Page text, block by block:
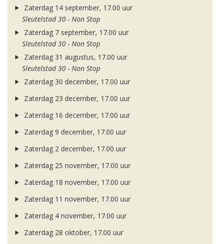
Zaterdag 14 september, 17.00 uur
Sleutelstad 30 - Non Stop
Zaterdag 7 september, 17.00 uur
Sleutelstad 30 - Non Stop
Zaterdag 31 augustus, 17.00 uur
Sleutelstad 30 - Non Stop
Zaterdag 30 december, 17.00 uur
Zaterdag 23 december, 17.00 uur
Zaterdag 16 december, 17.00 uur
Zaterdag 9 december, 17.00 uur
Zaterdag 2 december, 17.00 uur
Zaterdag 25 november, 17.00 uur
Zaterdag 18 november, 17.00 uur
Zaterdag 11 november, 17.00 uur
Zaterdag 4 november, 17.00 uur
Zaterdag 28 oktober, 17.00 uur